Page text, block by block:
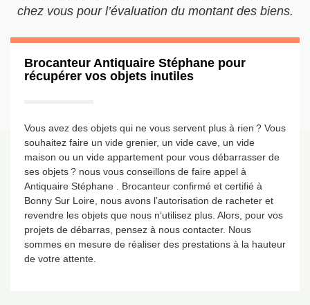
chez vous pour l’évaluation du montant des biens.
Brocanteur Antiquaire Stéphane pour
récupérer vos objets inutiles
Vous avez des objets qui ne vous servent plus à rien ? Vous
souhaitez faire un vide grenier, un vide cave, un vide
maison ou un vide appartement pour vous débarrasser de
ses objets ? nous vous conseillons de faire appel à
Antiquaire Stéphane . Brocanteur confirmé et certifié à
Bonny Sur Loire, nous avons l’autorisation de racheter et
revendre les objets que nous n’utilisez plus. Alors, pour vos
projets de débarras, pensez à nous contacter. Nous
sommes en mesure de réaliser des prestations à la hauteur
de votre attente.